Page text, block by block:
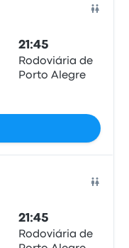
21:45
Rodoviária de
Porto Alegre
21:45
Rodoviária de